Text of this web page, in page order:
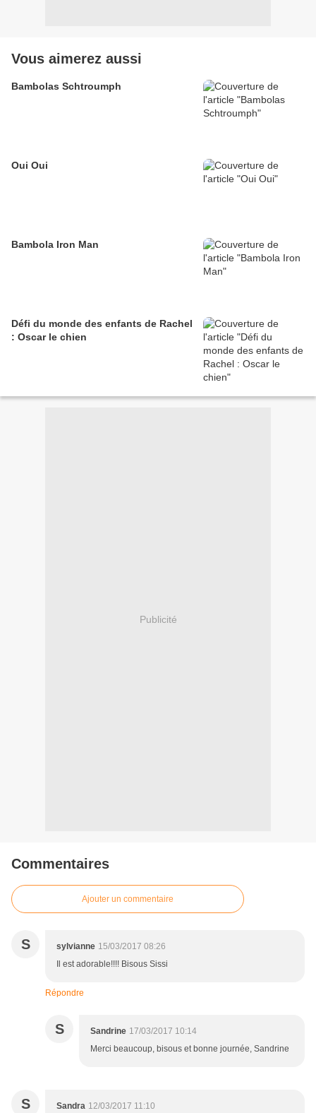
Vous aimerez aussi
Bambolas Schtroumph
Oui Oui
Bambola Iron Man
Défi du monde des enfants de Rachel
: Oscar le chien
Publicité
Commentaires
Ajouter un commentaire
S sylvianne 15/03/2017 08:26
Il est adorable!!!! Bisous Sissi
Répondre
S Sandrine 17/03/2017 10:14
Merci beaucoup, bisous et bonne journée, Sandrine
S Sandra 12/03/2017 11:10